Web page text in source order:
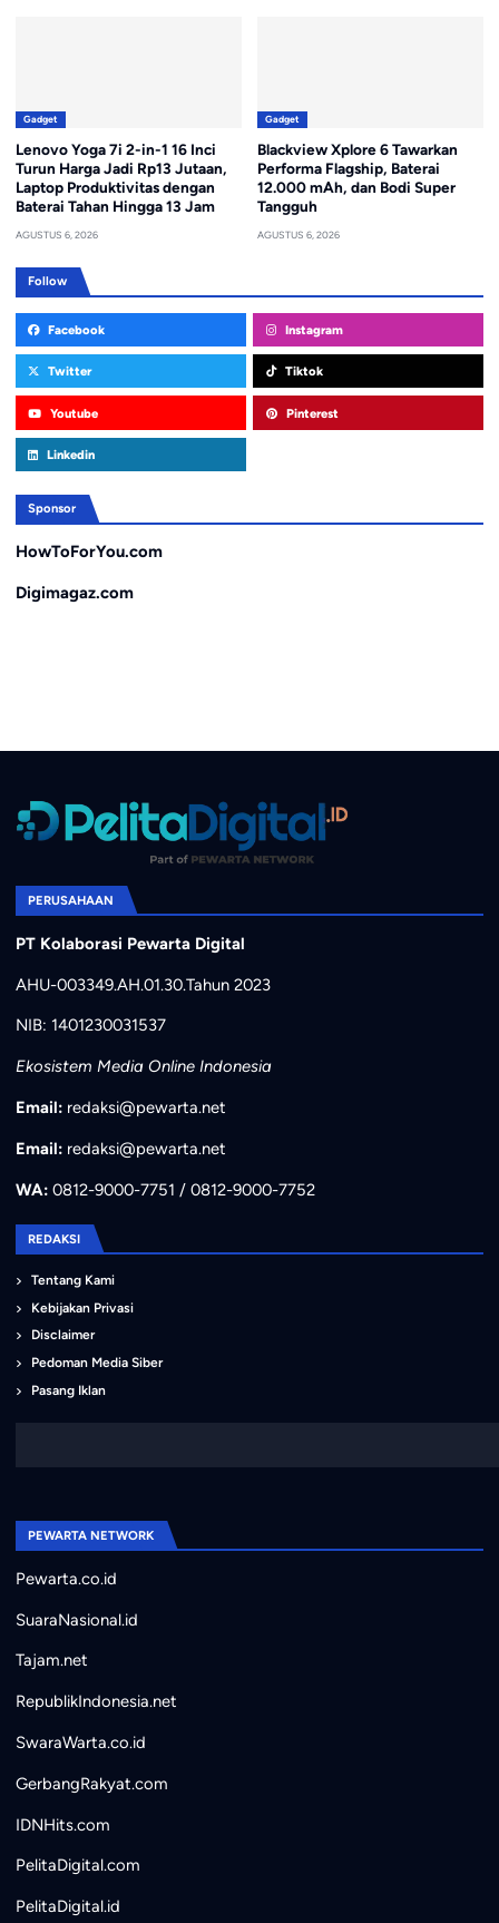
Gadget
Lenovo Yoga 7i 2-in-1 16 Inci
Turun Harga Jadi Rp13 Jutaan,
Laptop Produktivitas dengan
Baterai Tahan Hingga 13 Jam
AGUSTUS 6, 2026
Gadget
Blackview Xplore 6 Tawarkan
Performa Flagship, Baterai
12.000 mAh, dan Bodi Super
Tangguh
AGUSTUS 6, 2026
Follow
Facebook Instagram
Twitter Tiktok
Youtube Pinterest
Linkedin
Sponsor
HowToForYou.com
Digimagaz.com
PERUSAHAAN
PT Kolaborasi Pewarta Digital
AHU-003349.AH.01.30.Tahun 2023
NIB: 1401230031537
Ekosistem Media Online Indonesia
Email: redaksi@pewarta.net
Email: redaksi@pewarta.net
WA:0812-9000-7751 / 0812-9000-7752
REDAKSI
Tentang Kami
Kebijakan Privasi
Disclaimer
Pedoman Media Siber
Pasang Iklan
PEWARTA NETWORK
Pewarta.co.id
SuaraNasional.id
Tajam.net
RepublikIndonesia.net
SwaraWarta.co.id
GerbangRakyat.com
IDNHits.com
PelitaDigital.com
PelitaDigital.id